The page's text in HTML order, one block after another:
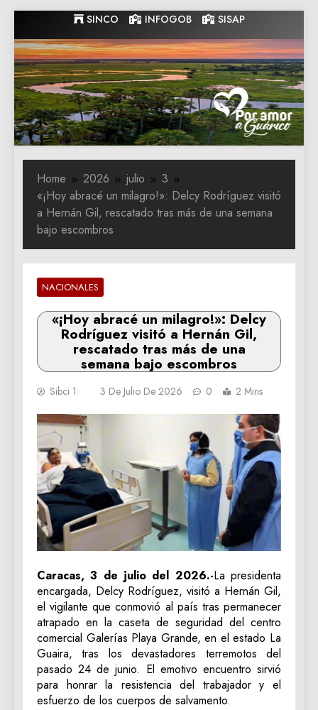
to
content
SINCO INFOGOB SISAP
Gobernacion
de Guarico
Gobernacion de Guarico
Home 2026 julio
3
«¡Hoy abracé un milagro!»: Delcy Rodríguez visitó
a Hernán Gil, rescatado tras más de una semana
bajo escombros
NACIONALES
«¡Hoy abracé un milagro!»: Delcy
Rodríguez visitó a Hernán Gil,
rescatado tras más de una
semana bajo escombros
Sibci 1 3 De Julio De 2026 0 2 Mins
Caracas, 3 de julio del 2026.-La presidenta
encargada, Delcy Rodríguez, visitó a Hernán Gil,
el vigilante que conmovió al país tras permanecer
atrapado en la caseta de seguridad del centro
comercial Galerías Playa Grande, en el estado La
Guaira, tras los devastadores terremotos del
pasado 24 de junio. El emotivo encuentro sirvió
para honrar la resistencia del trabajador y el
esfuerzo de los cuerpos de salvamento.